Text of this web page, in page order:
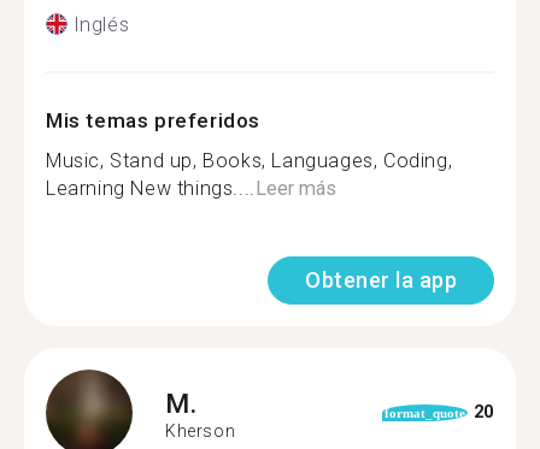
Inglés
Mis temas preferidos
Music, Stand up, Books, Languages, Coding,
Learning New things.... Leer más
Obtener la app
M.
Kherson
format_quote 20